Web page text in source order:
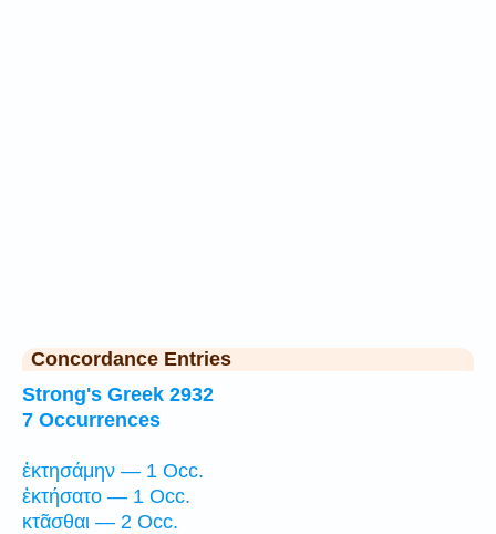
Concordance Entries
Strong's Greek 2932
7 Occurrences
ἐκτησάμην — 1 Occ.
ἐκτήσατο — 1 Occ.
κτᾶσθαι — 2 Occ.